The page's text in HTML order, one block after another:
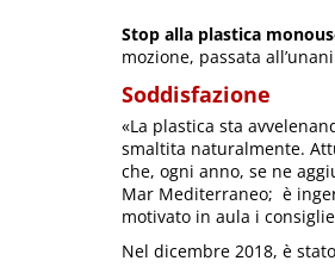
Stop alla plastica
mozione, passata
Soddisfazione
«La plastica sta
smaltita naturalmente.
che, ogni anno, se ne
Mar Mediterraneo; è
motivato in aula i
Nel dicembre 2018, è